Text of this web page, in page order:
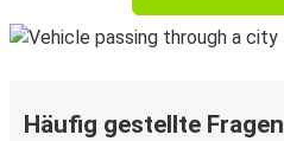
Häufig gestellte Fragen